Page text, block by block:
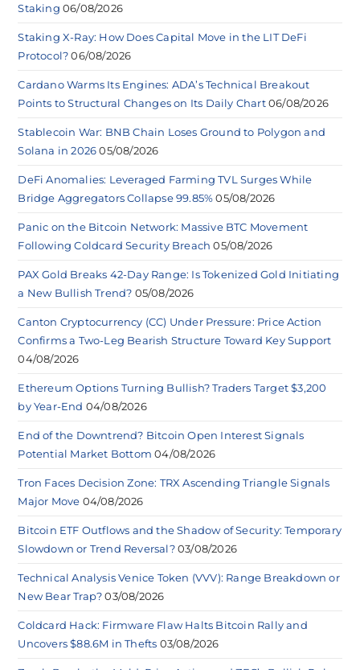
Staking 06/08/2026
Staking X-Ray: How Does Capital Move in the LIT DeFi
Protocol? 06/08/2026
Cardano Warms Its Engines: ADA’s Technical Breakout
Points to Structural Changes on Its Daily Chart 06/08/2026
Stablecoin War: BNB Chain Loses Ground to Polygon and
Solana in 2026 05/08/2026
DeFi Anomalies: Leveraged Farming TVL Surges While
Bridge Aggregators Collapse 99.85% 05/08/2026
Panic on the Bitcoin Network: Massive BTC Movement
Following Coldcard Security Breach 05/08/2026
PAX Gold Breaks 42-Day Range: Is Tokenized Gold Initiating
a New Bullish Trend? 05/08/2026
Canton Cryptocurrency (CC) Under Pressure: Price Action
Confirms a Two-Leg Bearish Structure Toward Key Support
04/08/2026
Ethereum Options Turning Bullish? Traders Target $3,200
by Year-End 04/08/2026
End of the Downtrend? Bitcoin Open Interest Signals
Potential Market Bottom 04/08/2026
Tron Faces Decision Zone: TRX Ascending Triangle Signals
Major Move 04/08/2026
Bitcoin ETF Outflows and the Shadow of Security: Temporary
Slowdown or Trend Reversal? 03/08/2026
Technical Analysis Venice Token (VVV): Range Breakdown or
New Bear Trap? 03/08/2026
Coldcard Hack: Firmware Flaw Halts Bitcoin Rally and
Uncovers $88.6M in Thefts 03/08/2026